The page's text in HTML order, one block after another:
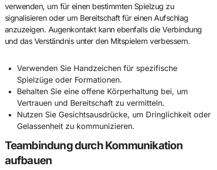
verwenden, um für einen bestimmten Spielzug zu
signalisieren oder um Bereitschaft für einen Aufschlag
anzuzeigen. Augenkontakt kann ebenfalls die Verbindung
und das Verständnis unter den Mitspielern verbessern.
Verwenden Sie Handzeichen für spezifische
Spielzüge oder Formationen.
Behalten Sie eine offene Körperhaltung bei, um
Vertrauen und Bereitschaft zu vermitteln.
Nutzen Sie Gesichtsausdrücke, um Dringlichkeit oder
Gelassenheit zu kommunizieren.
Teambindung durch Kommunikation
aufbauen